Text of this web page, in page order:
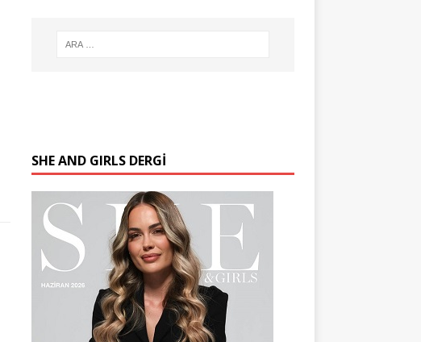
SHE AND GIRLS DERGİ